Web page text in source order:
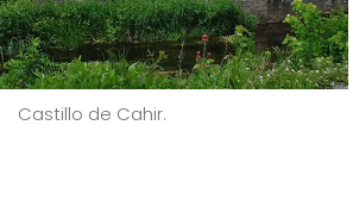
Castillo de Cahir.